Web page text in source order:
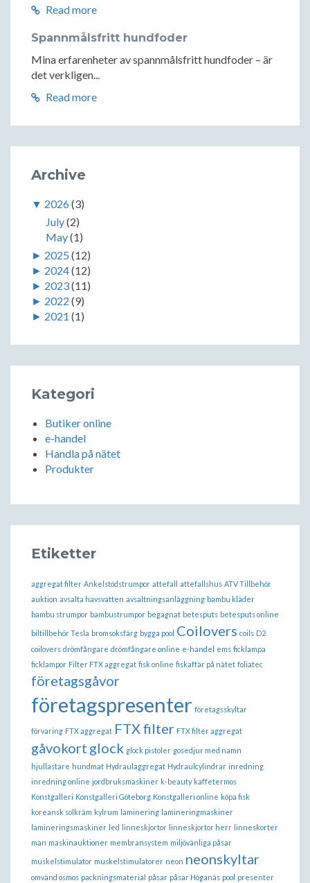
Read more
Spannmålsfritt hundfoder
Mina erfarenheter av spannmålsfritt hundfoder – är
det verkligen...
Read more
Archive
▼ 2026(3)
July(2)
May(1)
► 2025 (12)
► 2024(12)
► 2023(11)
► 2022 (9)
► 2021 (1)
Kategori
Butiker online
e-handel
Handla på nätet
Produkter
Etiketter
aggregat filter Ankelstödstrumpor attefall attefallshus ATV Tillbehör
auktion avsalta havsvatten avsaltningsanläggning bambu kläder
bambu strumpor bambustrumpor begagnat betesputs betesputs online
biltillbehör Tesla bromsoksfärg bygga pool Coilovers coils D2
coilovers drömfångare drömfångare online e-handel ems ficklampa
ficklampor Filter FTX aggregat fisk online fiskaffär på nätet foliatec
företagsgåvor
företagspresenter företagsskyltar
förvaring FTX aggregat FTX filter FTX filter aggregat
gåvokort glock glock pistoler gosedjur med namn
hjullastare hundmat Hydraulaggregat Hydraulcylindrar inredning
inredning online jordbruksmaskiner k-beauty kaffetermos
Konstgalleri Konstgalleri Göteborg Konstgalleri online köpa fisk
koreansk solkräm kylrum laminering lamineringmaskiner
lamineringsmaskiner led linneskjortor linneskjortor herr linneskorter
man maskinauktioner membransystem miljövänliga påsar
muskelstimulator muskelstimulatorer neon neonskyltar
omvänd osmos packningsmaterial påsar påsar Höganäs pool presenter